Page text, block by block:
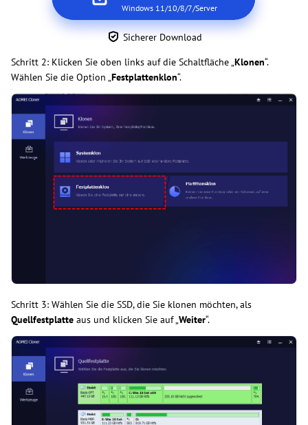
Windows 11/10/8/7/Server
Sicherer Download
Schritt 2: Klicken Sie oben links auf die Schaltfläche „Klonen“.
Wählen Sie die Option „Festplattenklon“.
Schritt 3: Wählen Sie die SSD, die Sie klonen möchten, als
Quellfestplatte aus und klicken Sie auf „Weiter“.